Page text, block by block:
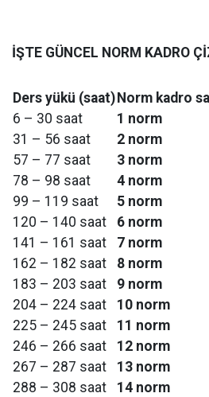
İŞTE GÜNCEL NORM KADRO
Ders yükü (saat) Norm kadro
6 – 30 saat
1 norm
31 – 56 saat
2 norm
57 – 77 saat
3 norm
78 – 98 saat
4 norm
99 – 119 saat
5 norm
120 – 140 saat
6 norm
141 – 161 saat
7 norm
162 – 182 saat
8 norm
183 – 203 saat
9 norm
204 – 224 saat
10 norm
225 – 245 saat
11 norm
246 – 266 saat
12 norm
267 – 287 saat
13 norm
288 – 308 saat
14 norm